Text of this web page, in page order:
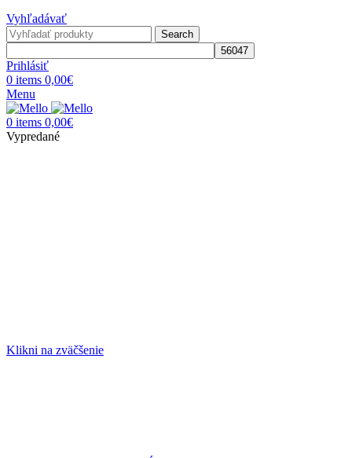
Vyhľadávať
Search
Prihlásiť
0 items 0,00€
Menu
0 items 0,00€
Vypredané
Klikni na zväčšenie